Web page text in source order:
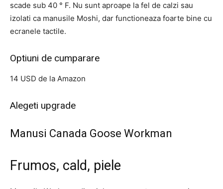
scade sub 40 ° F. Nu sunt aproape la fel de calzi sau
izolati ca manusile Moshi, dar functioneaza foarte bine cu
ecranele tactile.
Optiuni de cumparare
14 USD de la Amazon
Alegeti upgrade
Manusi Canada Goose Workman
Frumos, cald, piele